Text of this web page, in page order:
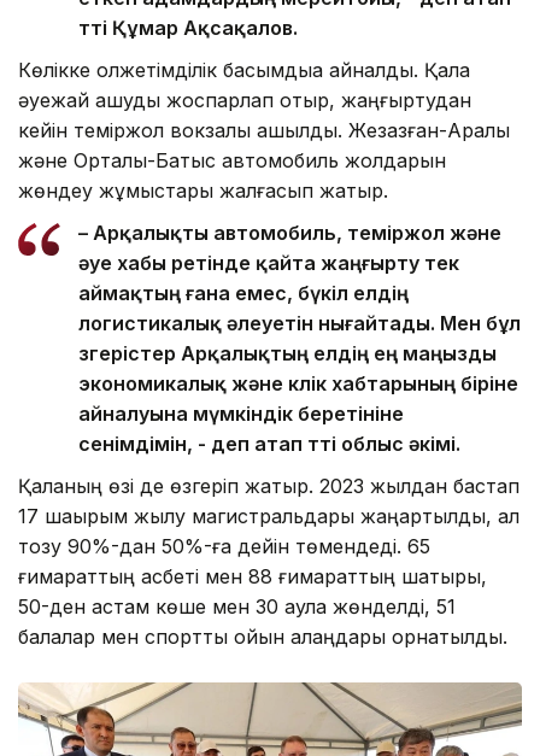
өтті Құмар Ақсақалов.
Көлікке қолжетімділік басымдыққа айналды. Қала
әуежай ашуды жоспарлап отыр, жаңғыртудан
кейін теміржол вокзалы ашылды. Жезқазған-Арқалық
және Орталық-Батыс автомобиль жолдарын
жөндеу жұмыстары жалғасып жатыр.
– Арқалықты автомобиль, теміржол және
әуе хабы ретінде қайта жаңғырту тек
аймақтың ғана емес, бүкіл елдің
логистикалық әлеуетін нығайтады. Мен бұл
өзгерістер Арқалықтың елдің ең маңызды
экономикалық және көлік хабтарының біріне
айналуына мүмкіндік беретініне
сенімдімін, - деп атап өтті облыс әкімі.
Қаланың өзі де өзгеріп жатыр. 2023 жылдан бастап
17 шақырым жылу магистральдары жаңартылды, ал
тозу 90%-дан 50%-ға дейін төмендеді. 65
ғимараттың қасбеті мен 88 ғимараттың шатыры,
50-ден астам көше мен 30 аула жөнделді, 51
балалар мен спорттық ойын алаңдары орнатылды.